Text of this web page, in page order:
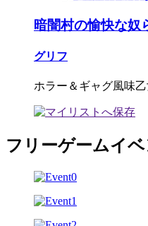
暗闇村の愉快な奴
グリフ
ホラー＆ギャグ風味
フリーゲームイベ